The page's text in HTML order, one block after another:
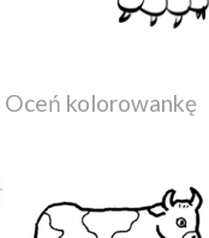
Oceń kolorowankę